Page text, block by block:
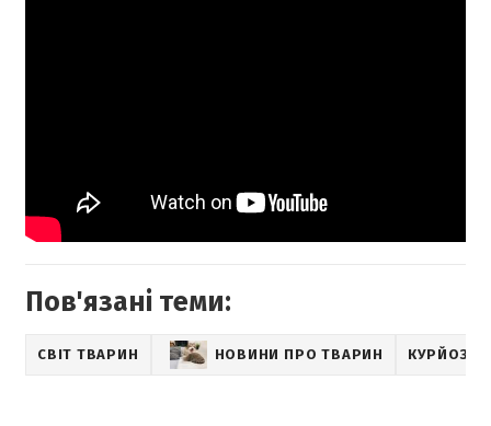
Пов'язані теми:
СВІТ ТВАРИН НОВИНИ ПРО ТВАРИН